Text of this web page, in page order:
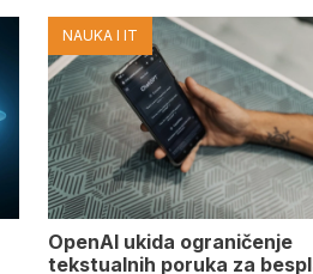
NAUKA I IT
OpenAI ukida ograničenje
tekstualnih poruka za